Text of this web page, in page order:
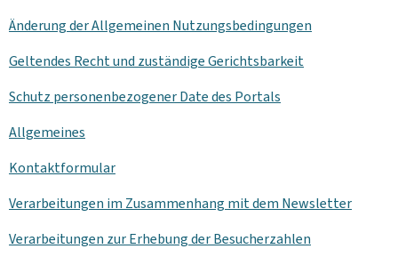
Änderung der Allgemeinen Nutzungsbedingungen
Geltendes Recht und zuständige Gerichtsbarkeit
Schutz personenbezogener Date des Portals
Allgemeines
Kontaktformular
Verarbeitungen im Zusammenhang mit dem Newsletter
Verarbeitungen zur Erhebung der Besucherzahlen